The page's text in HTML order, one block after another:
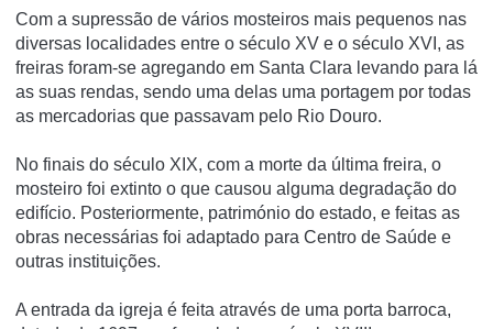
Com a supressão de vários mosteiros mais pequenos nas
diversas localidades entre o século XV e o século XVI, as
freiras foram-se agregando em Santa Clara levando para lá
as suas rendas, sendo uma delas uma portagem por todas
as mercadorias que passavam pelo Rio Douro.
No finais do século XIX, com a morte da última freira, o
mosteiro foi extinto o que causou alguma degradação do
edifí­cio. Posteriormente, património do estado, e feitas as
obras necessárias foi adaptado para Centro de Saúde e
outras instituições.
A entrada da igreja é feita através de uma porta barroca,